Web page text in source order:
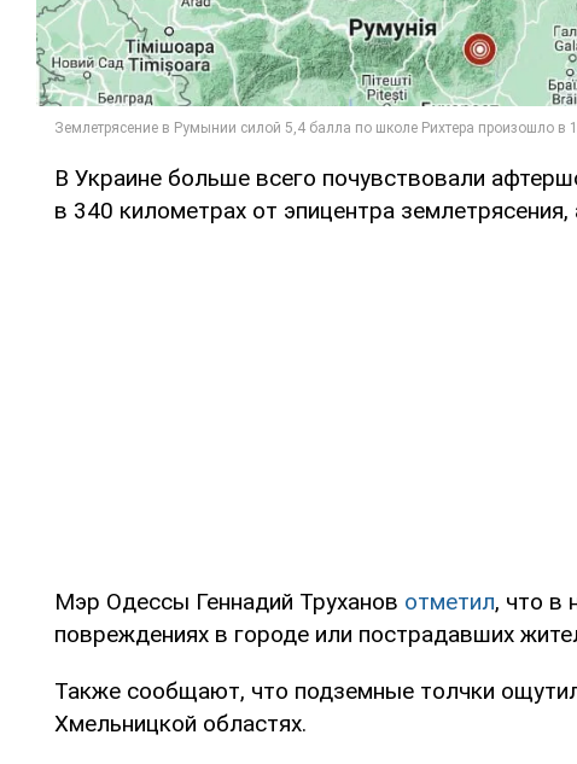
В Украине больше всего почувствовали
в 340 километрах от эпицентра
Мэр Одессы Геннадий Труханов отметил, что в
повреждениях в городе или пострадавших
Также сообщают, что подземные толчки
Хмельницкой областях.